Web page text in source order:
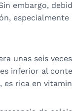
embargo,
unas seis
inferior al
rica en